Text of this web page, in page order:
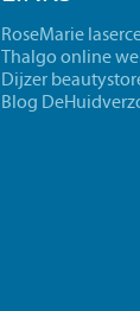
RoseMarie
Thalgo online
Dijzer
Blog